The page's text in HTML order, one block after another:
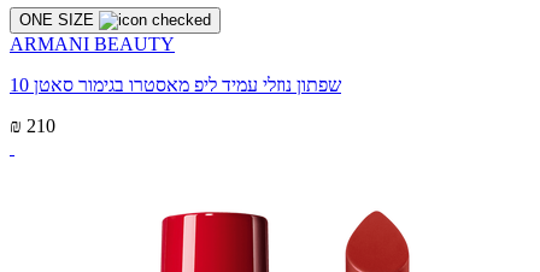
ONE SIZE
ARMANI BEAUTY
שפתון נוזלי עמיד ליפ מאסטרו בגימור סאטן 10
₪ 210